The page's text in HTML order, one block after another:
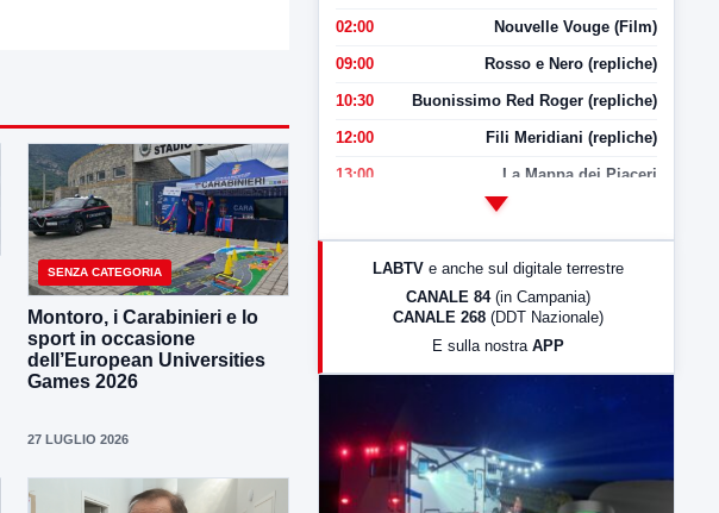
SENZA CATEGORIA
Montoro, i Carabinieri e lo
sport in occasione
dell’European Universities
Games 2026
27 LUGLIO 2026
02:00 Nouvelle Vouge (Film)
09:00 Rosso e Nero (repliche)
10:30 Buonissimo Red Roger (repliche)
12:00 Fili Meridiani (repliche)
13:00 La Mappa dei Piaceri
LabNews (Diretta)
LABTV e anche sul digitale terrestre
CANALE 84 (in Campania)
CANALE 268 (DDT Nazionale)
E sulla nostra APP